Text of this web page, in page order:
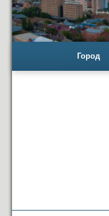
Город